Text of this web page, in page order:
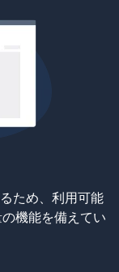
ため、利用可能
機能を備えてい